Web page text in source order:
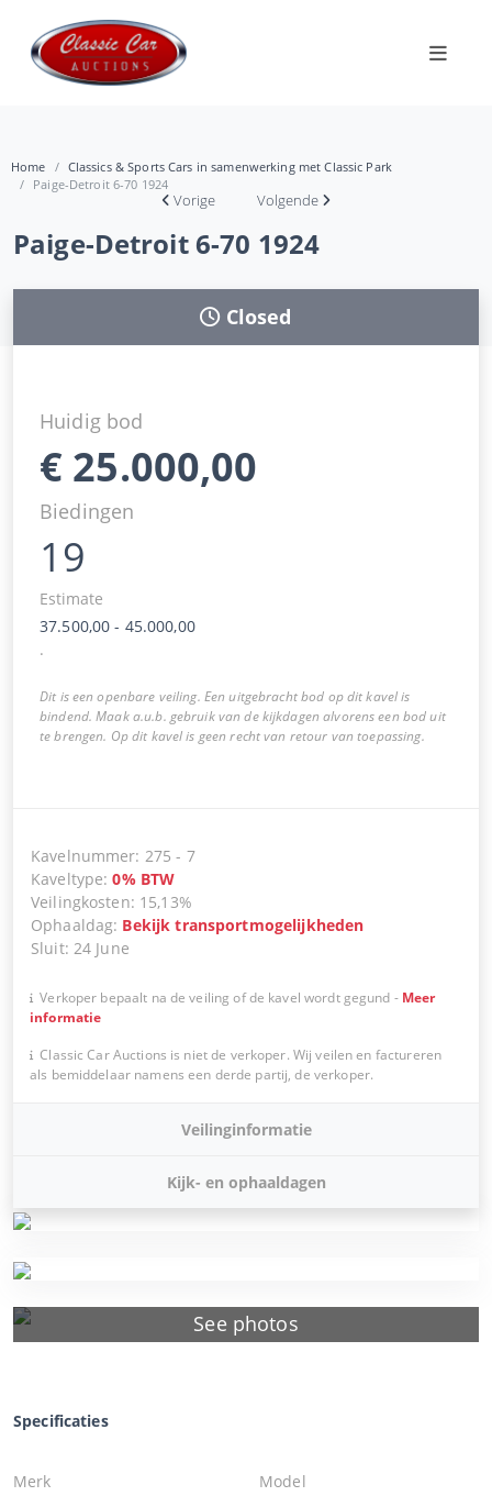
Home
Classics & Sports Cars in samenwerking met Classic Park
Paige-Detroit 6-70 1924
Vorige Volgende
Paige-Detroit 6-70 1924
See photos
Closed
Huidig bod
€ 25.000,00
Biedingen
19
Estimate
37.500,00 - 45.000,00
.
Dit is een openbare veiling. Een uitgebracht bod op dit kavel is
bindend. Maak a.u.b. gebruik van de kijkdagen alvorens een bod uit
te brengen. Op dit kavel is geen recht van retour van toepassing.
Kavelnummer: 275 - 7
Kaveltype:0% BTW
Veilingkosten: 15,13%
Ophaaldag: Bekijk transportmogelijkheden
Sluit: 24 June
Verkoper bepaalt na de veiling of de kavel wordt gegund - Meer
informatie
Classic Car Auctions is niet de verkoper. Wij veilen en factureren
als bemiddelaar namens een derde partij, de verkoper.
Veilinginformatie
Kijk- en ophaaldagen
Specificaties
Merk
Model